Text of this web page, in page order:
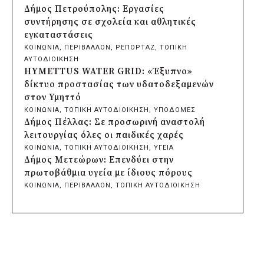
εκκλησάκι της Μεταμόρφωσης του
Σωτήρος
πριν από μία μέρα
Περιφέρεια Αττικής: Έξι συμπεράσματα
για την ψηφιακή μετάβαση των
επιχειρήσεων
πριν από μία μέρα
Δήμος Σαρωνικού και ΑΡΧΕΛΩΝ
ενημερώνουν τους λουόμενους για τη
συνύπαρξη με τις θαλάσσιες χελώνες
πριν από μία μέρα
Δήμος Κυθήρων: Απαγόρευση πρόσβασης
στην παραλία Λυκοδήμου για λόγους
ασφαλείας
πριν από μία μέρα
Δήμος Πετρούπολης: Εργασίες
συντήρησης σε σχολεία και αθλητικές
εγκαταστάσεις
ΚΟΙΝΩΝΙΑ, ΠΕΡΙΒΑΛΛΟΝ , ΡΕΠΟΡΤΑΖ, ΤΟΠΙΚΗ
ΑΥΤΟΔΙΟΙΚΗΣΗ
HYMETTUS WATER GRID: «Έξυπνο»
δίκτυο προστασίας των υδατοδεξαμενών
στον Υμηττό
ΚΟΙΝΩΝΙΑ, ΤΟΠΙΚΗ ΑΥΤΟΔΙΟΙΚΗΣΗ , ΥΠΟΔΟΜΕΣ
Δήμος Πέλλας: Σε προσωρινή αναστολή
λειτουργίας όλες οι παιδικές χαρές
ΚΟΙΝΩΝΙΑ, ΤΟΠΙΚΗ ΑΥΤΟΔΙΟΙΚΗΣΗ , ΥΓΕΙΑ
Δήμος Μετεώρων: Επενδύει στην
πρωτοβάθμια υγεία με ίδιους πόρους
ΚΟΙΝΩΝΙΑ, ΠΕΡΙΒΑΛΛΟΝ , ΤΟΠΙΚΗ ΑΥΤΟΔΙΟΙΚΗΣΗ
ενημερώνουν τους λουόμενους για τη